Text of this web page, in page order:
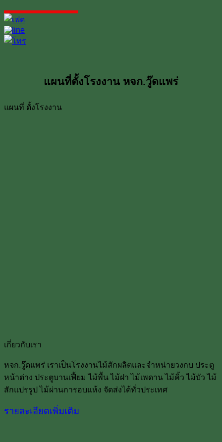
แผนที่ตั้งโรงงาน หจก.วู๊ดแพร่
แผนที่ ตั้งโรงงาน
เกี่ยวกับเรา
หจก.วู๊ดแพร่ เราเป็นโรงงานไม้สักผลิตและจำหน่ายวงกบ ประตู
หน้าต่าง ประตูบานเฟื้ยม ไม้พื้น ไม้ฝา ไม้เพดาน ไม้คิ้ว ไม้บัว ไม้
สักแปรรูป ไม้ผ่านการอบแห้ง จัดส่งได้ทั่วประเทศ
รายละเอียดเพิ่มเติม